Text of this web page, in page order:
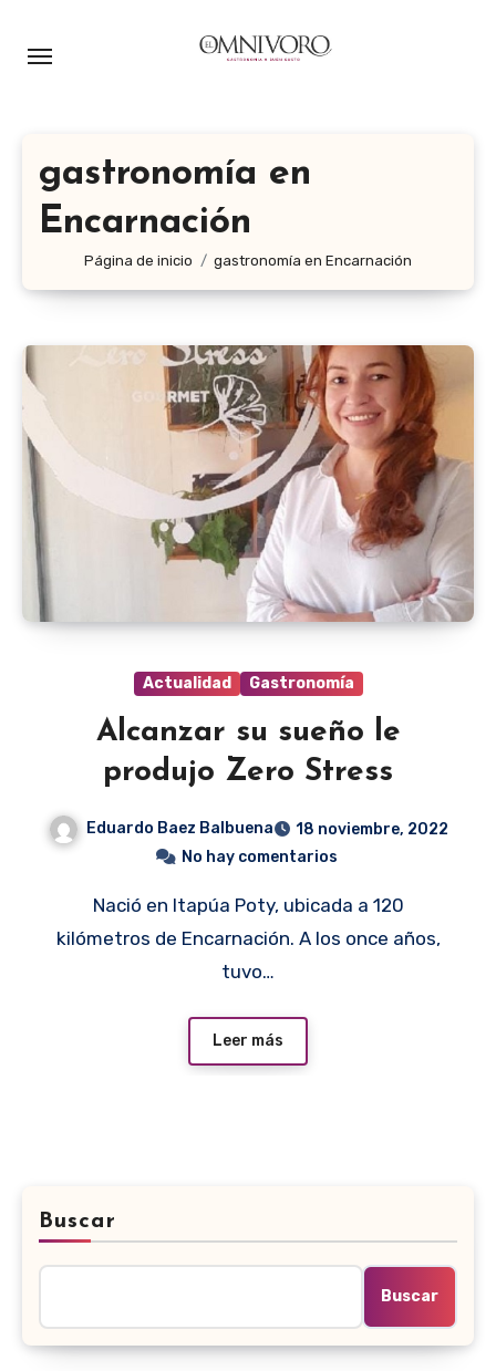
gastronomía en
Encarnación
Página de inicio gastronomía en Encarnación
Actualidad Gastronomía
Alcanzar su sueño le
produjo Zero Stress
Eduardo Baez Balbuena
18 noviembre, 2022
No hay comentarios
Nació en Itapúa Poty, ubicada a 120
kilómetros de Encarnación. A los once años,
tuvo…
Leer más
Buscar
Buscar